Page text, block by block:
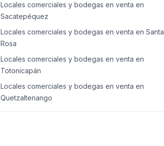
Locales comerciales y bodegas en venta en
Sacatepéquez
Locales comerciales y bodegas en venta en Santa
Rosa
Locales comerciales y bodegas en venta en
Totonicapán
Locales comerciales y bodegas en venta en
Quetzaltenango